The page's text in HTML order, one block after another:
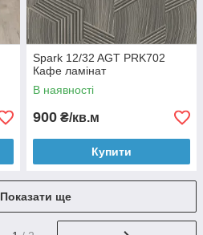
Spark 12/32 AGT PRK702
Кафе ламінат
В наявності
900 ₴/кв.м
Купити
Показати ще